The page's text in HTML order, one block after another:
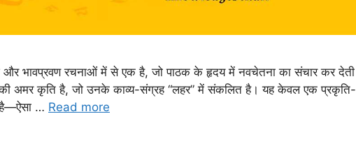
और भावप्रवण रचनाओं में से एक है, जो पाठक के हृदय में नवचेतना का संचार कर देती
की अमर कृति है, जो उनके काव्य-संग्रह “लहर” में संकलित है। यह केवल एक प्रकृति-
है—ऐसा … Read more